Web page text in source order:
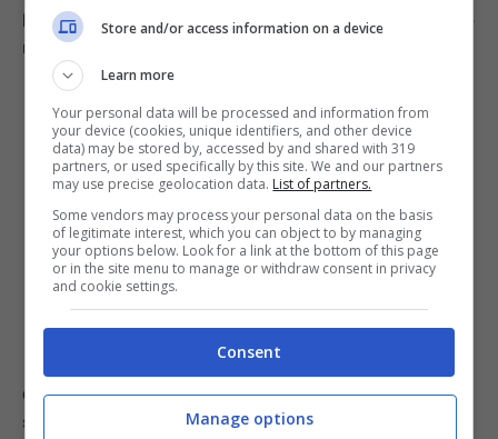
lenzuola e i vostri asciugamani saranno profumati come
mai prima!
Consiglio extra: la bustina andrà cambiata una volta a
settimana.
Store and/or access information on a device
Learn more
Your personal data will be processed and information from
your device (cookies, unique identifiers, and other device
data) may be stored by, accessed by and shared with 319
partners, or used specifically by this site. We and our partners
may use precise geolocation data. List of partners.
Some vendors may process your personal data on the basis
of legitimate interest, which you can object to by managing
your options below. Look for a link at the bottom of this page
or in the site menu to manage or withdraw consent in privacy
and cookie settings.
Consent
Manage options